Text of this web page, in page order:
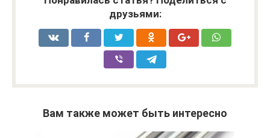
друзьями:
Вам также может быть интересно